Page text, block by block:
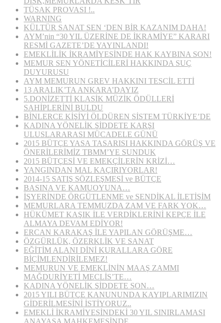
TÜSAK PROVASI !..
WARNING
KÜLTÜR SANAT SEN ‘DEN BİR KAZANIM DAHA!
AYM’nin “30 YIL ÜZERİNE DE İKRAMİYE” KARARI
RESMİ GAZETE’DE YAYINLANDI!
EMEKLİLİK İKRAMİYESİNDE HAK KAYBINA SON!
MEMUR SEN YÖNETİCİLERİ HAKKINDA SUÇ
DUYURUSU
AYM MEMURUN GREV HAKKINI TESCİL ETTİ
13 ARALIK’TA ANKARA’DAYIZ
5.DONİZETTİ KLASİK MÜZİK ÖDÜLLERİ
SAHİPLERİNİ BULDU
BİNLERCE KİŞİYİ ÖLDÜREN SİSTEM TÜRKİYE’DE
KADINA YÖNELİK ŞİDDETE KARŞI
ULUSLARARASI MÜCADELE GÜNÜ
2015 BÜTÇE YASA TASARISI HAKKINDA GÖRÜŞ VE
ÖNERİLERİMİZ TBMM’YE SUNDUK
2015 BÜTÇESİ VE EMEKÇİLERİN KRİZİ…
YANGINDAN MAL KAÇIRIYORLAR!
2014-15 SATIŞ SÖZLEŞMESİ ve BÜTÇE
BASINA VE KAMUOYUNA…
İŞYERİNDE ÖRGÜTLENME ve SENDİKAL İLETİŞİM
MEMURLARA TEMMUZDA ZAM VE FARK YOK…
HÜKÜMET KAŞIK İLE VERDİKLERİNİ KEPÇE İLE
ALMAYA DEVAM EDİYOR!
ERCAN KARAKAŞ İLE YAPILAN GÖRÜŞME…
ÖZGÜRLÜK, ÖZERKLİK VE SANAT
EĞİTİM ALANI DİNİ KURALLARA GÖRE
BİÇİMLENDİRİLEMEZ!
MEMURUN VE EMEKLİNİN MAAŞ ZAMMI
MAĞDURİYETİ MECLİS’TE…
KADINA YÖNELİK ŞİDDETE SON…
2015 YILI BÜTÇE KANUNUNDA KAYIPLARIMIZIN
GİDERİLMESİNİ İSTİYORUZ..
EMEKLİ İKRAMİYESİNDEKİ 30 YIL SINIRLAMASI
ANAYASA MAHKEMESİNDE…